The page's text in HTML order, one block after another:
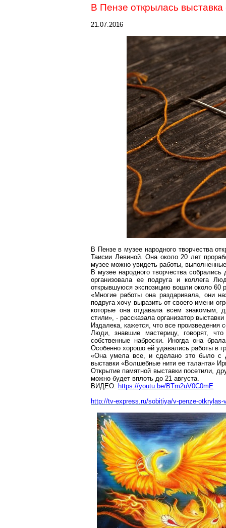
В Пензе открылась
21.07.2016
В Пензе в музее народного творчества
Таисии Левиной. Она около 20 лет
музее можно увидеть работы,
В музее народного творчества
организовала ее подруга и коллега
открывшуюся экспозицию вошли около 60
«Многие работы она раздаривала, они
подруга хочу выразить от своего имени
которые она отдавала всем знакомым,
стили», - рассказала организатор
Издалека, кажется, что все
Люди, знавшие мастерицу, говорят,
собственные наброски. Иногда она
Особенно хорошо ей удавались работы в
«Она умела все, и сделано это было с
выставки «Волшебные нити ее таланта»
Открытие памятной выставки посетили,
можно будет вплоть до 21 августа.
ВИДЕО: https://youtu.be/BTm2uV0C0mE
http://tv-express.ru/sobitiya/v-penze-